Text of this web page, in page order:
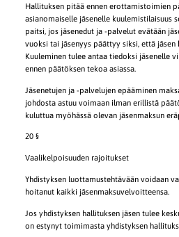
Hallituksen pitää ennen erottamistoimien
asianomaiselle jäsenelle kuulemistilaisuus
paitsi, jos jäsenedut ja -palvelut evätään
vuoksi tai jäsenyys päättyy siksi, että jäsen
Kuuleminen tulee antaa tiedoksi jäsenelle
ennen päätöksen tekoa asiassa.
Jäsenetujen ja -palvelujen epääminen
johdosta astuu voimaan ilman erillistä
kuluttua myöhässä olevan jäsenmaksun
20 §
Vaalikelpoisuuden rajoitukset
Yhdistyksen luottamustehtävään voidaan
hoitanut kaikki jäsenmaksuvelvoitteensa.
Jos yhdistyksen hallituksen jäsen tulee
on estynyt toimimasta yhdistyksen